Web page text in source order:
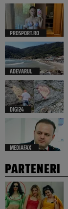
PROSPORT.RO
ADEVARUL
DIGI24
MEDIAFAX
PARTENERI